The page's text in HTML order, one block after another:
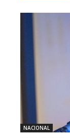
NACIONAL